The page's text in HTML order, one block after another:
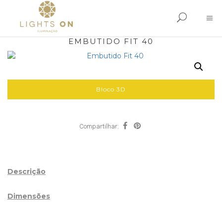
EMBUTIDO FIT 40
Bloco 3D
Compartilhar:
Descrição
Dimensões